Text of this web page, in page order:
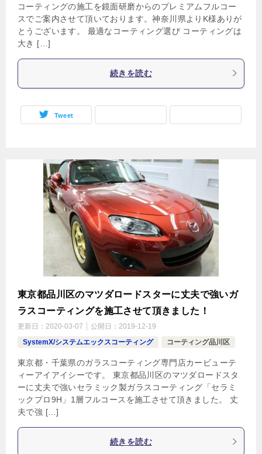
コーティングの施工を鏡面研磨からのプレミアムフルコー
スでご案内させて頂いております。神奈川県よりK様ありが
とうございます。 最適なコーティング選び コーティングは
大き […]
続きを読む
Tweet
東京都品川区のマツダロードスターに丈夫で強いガ
ラスコーティングを施工させて頂きました！
更新日： 2020-03-07 公開日： 2019-12-19
SystemX/システムエックスコーティング
コーティング品川区
東京都・千葉県のガラスコーティング専門店カービューテ
ィーアイアイシーです。 東京都品川区のマツダロードスタ
ーに丈夫で強いセラミック製ガラスコーティング「セラミ
ックプロ9H」1層フルコースを施工させて頂きました。 丈
夫で強 […]
続きを読む